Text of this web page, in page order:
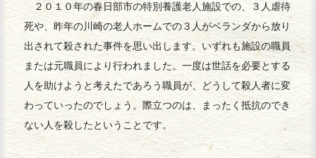
２０１０年の春日部市の特別養護老人施設での、３人虐待
死や、昨年の川崎の老人ホームでの３人がベランダから放り
出されて殺された事件を思い出します。いずれも施設の職員
または元職員により行われました。一度は世話を必要とする
人を助けようと考えたであろう職員が、どうして殺人者に変
わっていったのでしょう。際立つのは、まったく抵抗のでき
ない人を殺したということです。